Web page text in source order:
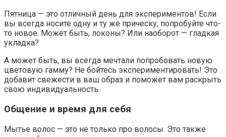
Пятница — это отличный день для экспериментов! Если
вы всегда носите одну и ту же прическу, попробуйте что-
то новое. Может быть, локоны? Или наоборот — гладкая
укладка?
А может быть, вы всегда мечтали попробовать новую
цветовую гамму? Не бойтесь экспериментировать! Это
добавит свежести в ваш образ и поможет вам раскрыть
свою индивидуальность.
Общение и время для себя
Мытье волос — это не только про волосы. Это также